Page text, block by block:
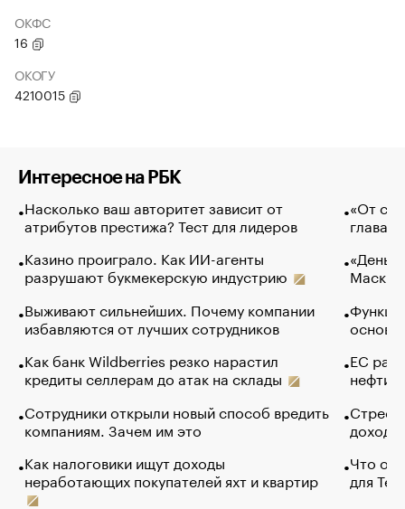
ОКФС
16
ОКОГУ
4210015
Интересное на РБК
Насколько ваш авторитет зависит от
атрибутов престижа? Тест для лидеров
Казино проиграло. Как ИИ-агенты
разрушают букмекерскую индустрию
Выживают сильнейших. Почему компании
избавляются от лучших сотрудников
Как банк Wildberries резко нарастил
кредиты селлерам до атак на склады
Сотрудники открыли новый способ вредить
компаниям. Зачем им это
Как налоговики ищут доходы
неработающих покупателей яхт и квартир
«От
глава
Маск в
основ
ЕС
нефти
Что
для